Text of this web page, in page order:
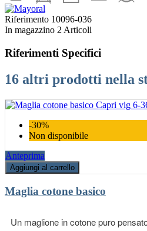
Riferimento 10096-036
In magazzino 2 Articoli
Riferimenti Specifici
16 altri prodotti nella
-30%
Non disponibile
Anteprima
Aggiungi al carrello
Maglia cotone basico
Un maglione in cotone puro